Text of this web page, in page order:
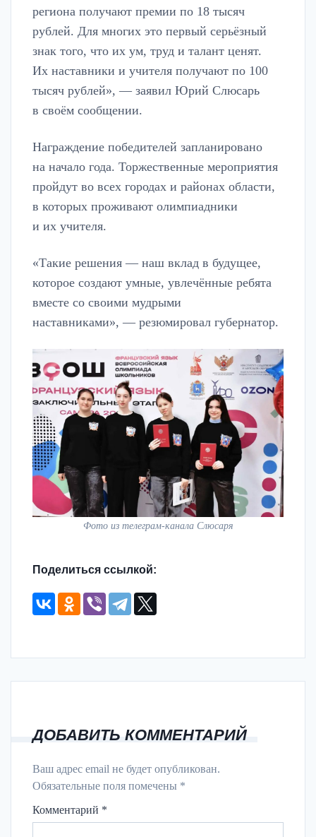
региона получают премии по 18 тысяч
рублей. Для многих это первый серьёзный
знак того, что их ум, труд и талант ценят.
Их наставники и учителя получают по 100
тысяч рублей», — заявил Юрий Слюсарь
в своём сообщении.
Награждение победителей запланировано
на начало года. Торжественные мероприятия
пройдут во всех городах и районах области,
в которых проживают олимпиадники
и их учителя.
«Такие решения — наш вклад в будущее,
которое создают умные, увлечённые ребята
вместе со своими мудрыми
наставниками», — резюмировал губернатор.
Фото из телеграм-канала Слюсаря
Поделиться ссылкой:
ДОБАВИТЬ КОММЕНТАРИЙ
Ваш адрес email не будет опубликован.
Обязательные поля помечены *
Комментарий *